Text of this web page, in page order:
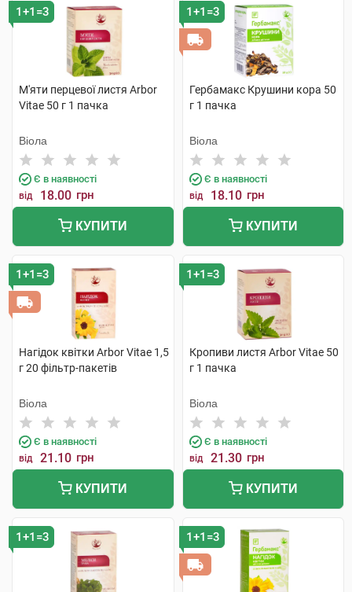
1+1=3
М'яти перцевої листя Arbor
Vitae 50 г 1 пачка
Віола
Є в наявності
від 18.00 грн
КУПИТИ
1+1=3
Гербамакс Крушини кора 50
г 1 пачка
Віола
Є в наявності
від 18.10 грн
КУПИТИ
1+1=3
Нагідок квітки Arbor Vitae 1,5
г 20 фільтр-пакетів
Віола
Є в наявності
від 21.10 грн
КУПИТИ
1+1=3
Кропиви листя Arbor Vitae 50
г 1 пачка
Віола
Є в наявності
від 21.30 грн
КУПИТИ
1+1=3 1+1=3